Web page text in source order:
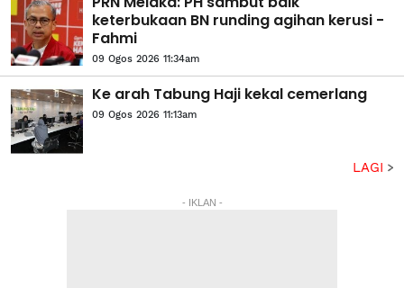
keterbukaan BN runding agihan kerusi -
Fahmi
09 Ogos 2026 11:34am
Ke arah Tabung Haji kekal cemerlang
09 Ogos 2026 11:13am
LAGI
- IKLAN -